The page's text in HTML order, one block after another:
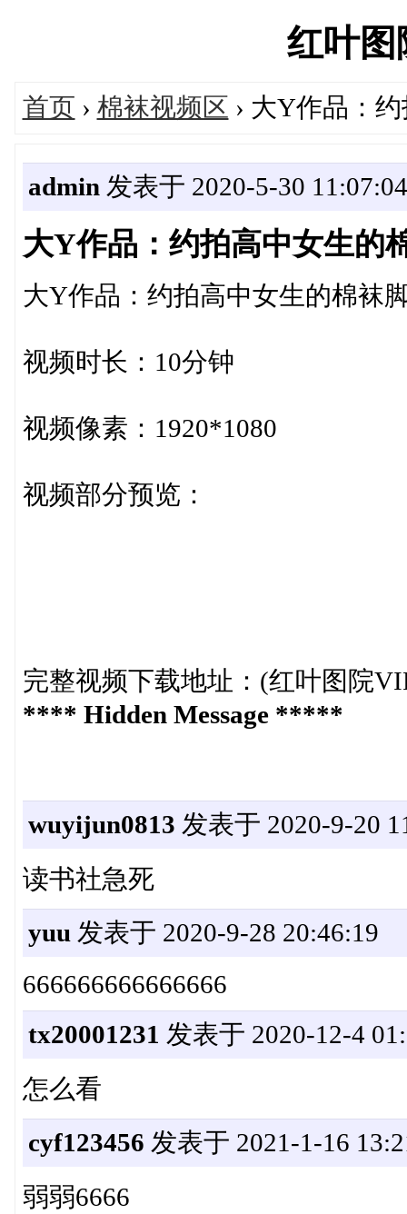
红叶图
首页 › 棉袜视频区 › 大Y作品：
admin 发表于 2020-5-30 11:07:04
大Y作品：约拍高中女生的
大Y作品：约拍高中女生的棉袜
视频时长：10分钟
视频像素：1920*1080
视频部分预览：
完整视频下载地址：(红叶图院
**** Hidden Message *****
wuyijun0813 发表于 2020-9-20
读书社急死
yuu 发表于 2020-9-28 20:46:19
666666666666666
tx20001231 发表于 2020-12-4
怎么看
cyf123456 发表于 2021-1-16
弱弱6666